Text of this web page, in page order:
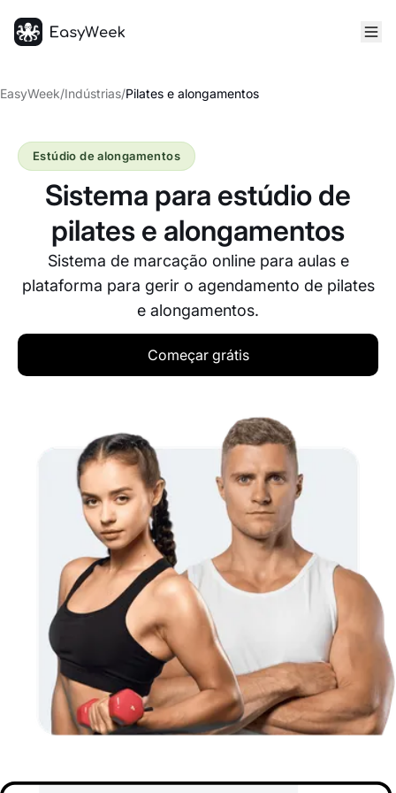
EasyWeek/Indústrias/Pilates e alongamentos
Sistema para estúdio de
pilates e alongamentos
Sistema de marcação online para aulas e
plataforma para gerir o agendamento de pilates
e alongamentos.
Estúdio de alongamentos
Começar grátis